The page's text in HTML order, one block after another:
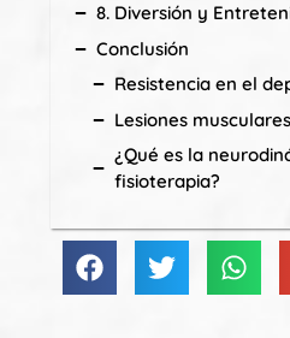
8. Diversión y
Conclusión
Resistencia en el
Lesiones
¿Qué es la
fisioterapia?